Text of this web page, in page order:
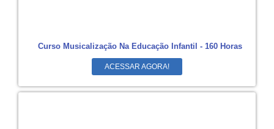
Curso Musicalização Na Educação Infantil - 160 Horas
ACESSAR AGORA!